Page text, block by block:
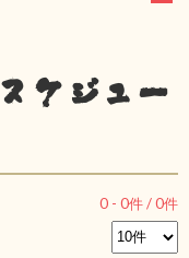
ケジュー
0 - 0件 /0件